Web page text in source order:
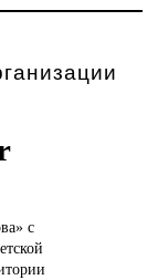
с